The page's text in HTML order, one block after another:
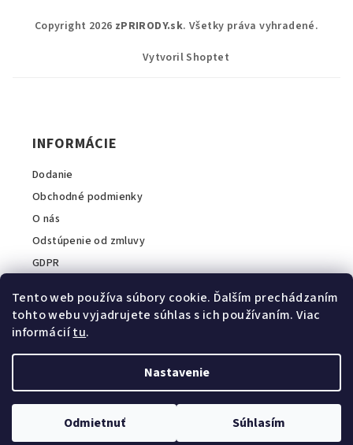
Tento web používa súbory cookie. Ďalším prechádzaním
tohto webu vyjadrujete súhlas s ich používaním. Viac
informáciítu.
Nastavenie
Odmietnuť Súhlasím
l
d
ý
p
i
s
Copyright 2026 zPRIRODY.sk. Všetky práva vyhradené.
Vytvoril Shoptet
INFORMÁCIE
Dodanie
Obchodné podmienky
O nás
Odstúpenie od zmluvy
GDPR
INFORMÁCIE O E-SHOPE
Zavolajte nám:+421 911 044 040
E-mail:info@intopvet.sk
💬